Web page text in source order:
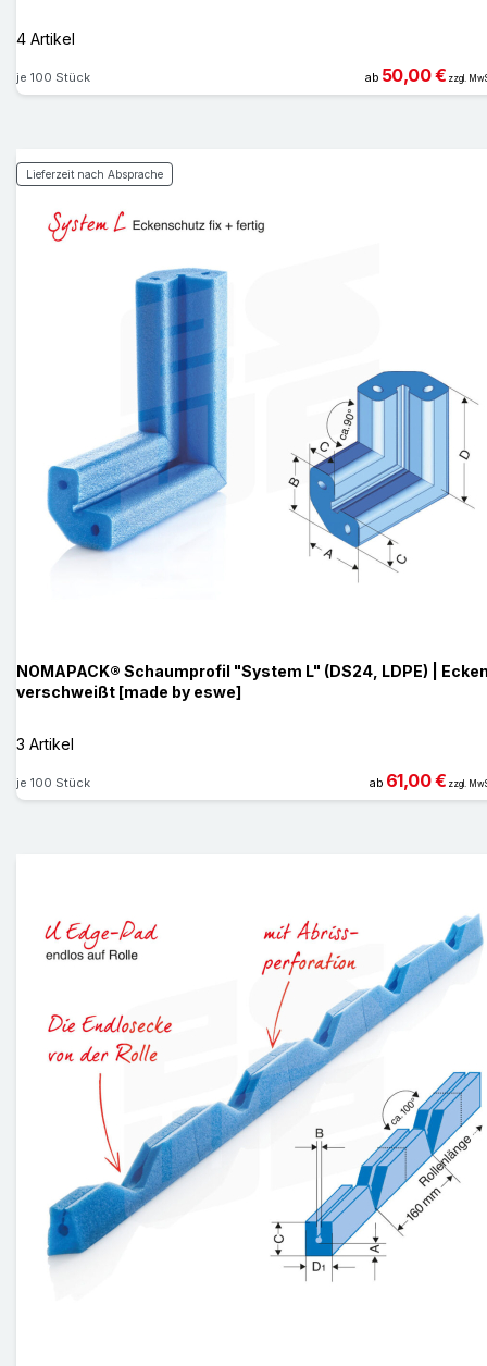
4 Artikel
je 100 Stück ab 50,00 € zzgl.
Lieferzeit nach Absprache
NOMAPACK® Schaumprofil "System L" (DS24, LDPE) |
verschweißt [made by eswe]
3 Artikel
je 100 Stück ab 61,00 € zzgl.